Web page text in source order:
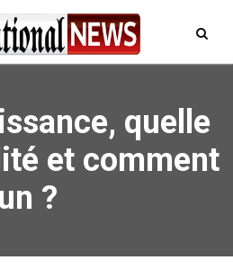
quelle
et comment
?